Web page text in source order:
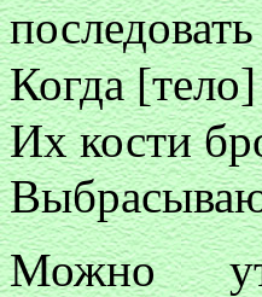
Когда
Их кости
Можно